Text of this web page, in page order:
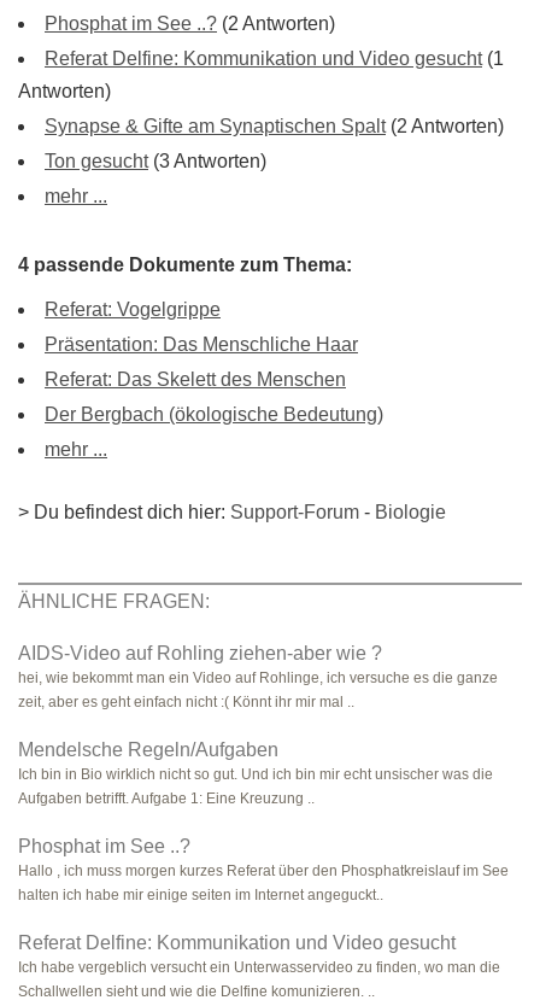
Phosphat im See ..? (2 Antworten)
Referat Delfine: Kommunikation und Video gesucht(1
Antworten)
Synapse & Gifte am Synaptischen Spalt(2 Antworten)
Ton gesucht(3 Antworten)
mehr ...
4 passende Dokumente zum Thema:
Referat: Vogelgrippe
Präsentation: Das Menschliche Haar
Referat: Das Skelett des Menschen
Der Bergbach (ökologische Bedeutung)
mehr ...
> Du befindest dich hier: Support-Forum - Biologie
ÄHNLICHE FRAGEN:
AIDS-Video auf Rohling ziehen-aber wie ?
hei, wie bekommt man ein Video auf Rohlinge, ich versuche es die ganze
zeit, aber es geht einfach nicht :( Könnt ihr mir mal ..
Mendelsche Regeln/Aufgaben
Ich bin in Bio wirklich nicht so gut. Und ich bin mir echt unsischer was die
Aufgaben betrifft. Aufgabe 1: Eine Kreuzung ..
Phosphat im See ..?
Hallo , ich muss morgen kurzes Referat über den Phosphatkreislauf im See
halten ich habe mir einige seiten im Internet angeguckt..
Referat Delfine: Kommunikation und Video gesucht
Ich habe vergeblich versucht ein Unterwasservideo zu finden, wo man die
Schallwellen sieht und wie die Delfine komunizieren. ..